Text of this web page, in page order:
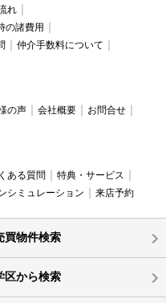
れ
の諸費用
仲介手数料について
の声 会社概要
お問合せ
ある質問
特典・サービス
シミュレーション 来店予約
買物件検索
区から検索